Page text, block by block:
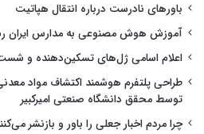
باورهای نادرست درباره انتقال هپاتیت
آموزش هوش مصنوعی به مدارس ایران
اعلام اسامی ژل‌های تسکین‌دهنده و
طراحی پلتفرم هوشمند اکتشاف مواد
توسط محقق دانشگاه صنعتی امیرکبیر
چرا مردم اخبار جعلی را باور و بازنشر